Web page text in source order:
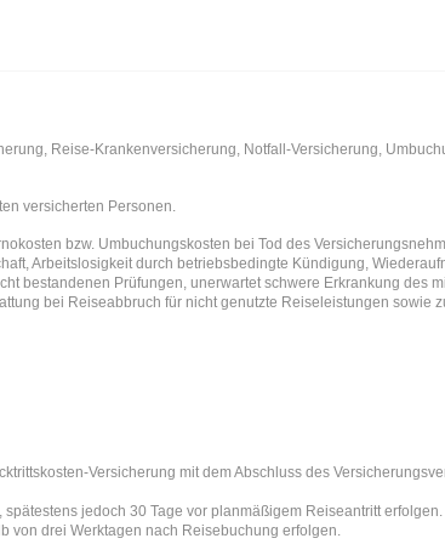
Reise-Krankenversicherung, Notfall-Versicherung,
versicherten Personen.
bzw. Umbuchungskosten bei Tod des
Arbeitslosigkeit durch betriebsbedingte Kündigung,
bestandenen Prüfungen, unerwartet schwere Erkrankung des
bei Reiseabbruch für nicht genutzte Reiseleistungen
Versicherung mit dem Abschluss des
jedoch 30 Tage vor planmäßigem Reiseantritt
von drei Werktagen nach Reisebuchung erfolgen.